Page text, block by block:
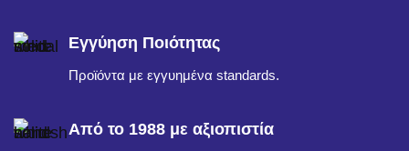
Εγγύηση Ποιότητας
Προϊόντα με εγγυημένα standards.
Από το 1988 με αξιοπιστία